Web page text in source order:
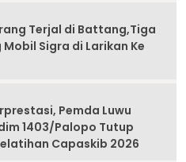
Terjal di Battang,Tiga
Sigra di Larikan Ke
Pemda Luwu
1403/Palopo Tutup
Capaskib 2026